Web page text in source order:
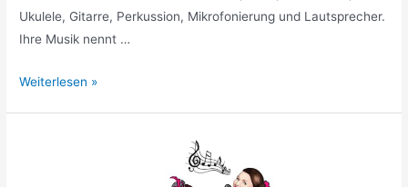
Ukulele, Gitarre, Perkussion, Mikrofonierung und Lautsprecher.
Ihre Musik nennt …
Weiterlesen »